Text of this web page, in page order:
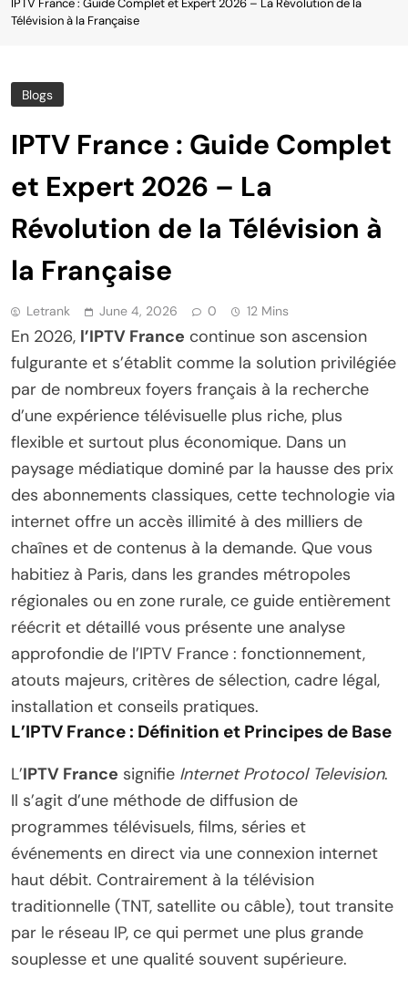
IPTV France : Guide Complet et Expert 2026 – La Révolution de la
Télévision à la Française
Blogs
IPTV France : Guide Complet
et Expert 2026 – La
Révolution de la Télévision à
la Française
Letrank June 4, 2026 0 12 Mins
En 2026, l’IPTV France continue son ascension
fulgurante et s’établit comme la solution privilégiée
par de nombreux foyers français à la recherche
d’une expérience télévisuelle plus riche, plus
flexible et surtout plus économique. Dans un
paysage médiatique dominé par la hausse des prix
des abonnements classiques, cette technologie via
internet offre un accès illimité à des milliers de
chaînes et de contenus à la demande. Que vous
habitiez à Paris, dans les grandes métropoles
régionales ou en zone rurale, ce guide entièrement
réécrit et détaillé vous présente une analyse
approfondie de l’IPTV France : fonctionnement,
atouts majeurs, critères de sélection, cadre légal,
installation et conseils pratiques.
L’IPTV France : Définition et Principes de Base
L’IPTV France signifie Internet Protocol Television.
Il s’agit d’une méthode de diffusion de
programmes télévisuels, films, séries et
événements en direct via une connexion internet
haut débit. Contrairement à la télévision
traditionnelle (TNT, satellite ou câble), tout transite
par le réseau IP, ce qui permet une plus grande
souplesse et une qualité souvent supérieure.